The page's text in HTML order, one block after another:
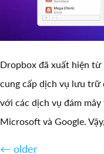
Dropbox đã xuất hiện từ
cung cấp dịch vụ lưu trữ
với các dịch vụ đám
Microsoft và Google.
← older